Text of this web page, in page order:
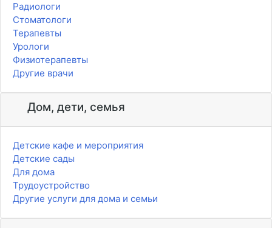
Радиологи
Стоматологи
Терапевты
Урологи
Физиотерапевты
Другие врачи
Дом, дети, семья
Детские кафе и мероприятия
Детские сады
Для дома
Трудоустройство
Другие услуги для дома и семьи